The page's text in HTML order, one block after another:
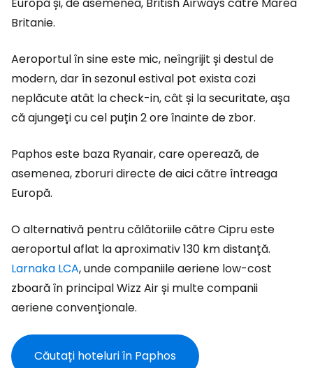
Britanie.
Aeroportul în sine este mic, neîngrijit și destul de
modern, dar în sezonul estival pot exista cozi
neplăcute atât la check-in, cât și la securitate, așa
că ajungeți cu cel puțin 2 ore înainte de zbor.
Paphos este baza Ryanair, care operează, de
asemenea, zboruri directe de aici către întreaga
Europă.
O alternativă pentru călătoriile către Cipru este
aeroportul aflat la aproximativ 130 km distanță.
Larnaka LCA, unde companiile aeriene low-cost
zboară în principal Wizz Air și multe companii
aeriene convenționale.
Căutați hoteluri în Paphos